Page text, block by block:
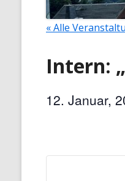
« Alle
Intern:
12. Januar,